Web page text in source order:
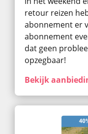
retour reizen
abonnement er
abonnement
dat geen
opzegbaar!
Bekijk